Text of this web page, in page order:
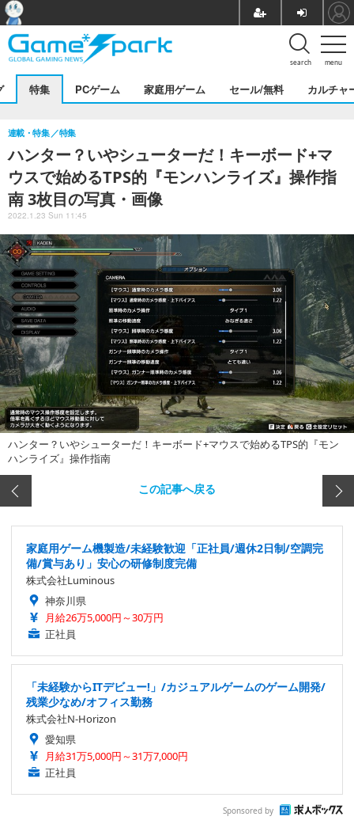
menu
search
特集 PCゲーム 家庭用ゲーム セール/無料 カルチャ
ハンター？いやシューターだ！キーボード+マ
ウスで始めるTPS的『モンハンライズ』操作指
南 3枚目の写真・画像
連載・特集 特集
2022.1.23 Sun 11:45
ハンター？いやシューターだ！キーボード+マウスで始めるTPS的『モン
ハンライズ』操作指南
この記事へ戻る
家庭用ゲーム機製造/未経験歓迎「正社員/週休2日制/空調完
備/賞与あり」安心の研修制度完備
株式会社Luminous
神奈川県
月給26万5,000円～30万円
正社員
「未経験からITデビュー!」/カジュアルゲームのゲーム開発/
残業少なめ/オフィス勤務
株式会社N-Horizon
愛知県
月給31万5,000円～31万7,000円
正社員
Sponsored by